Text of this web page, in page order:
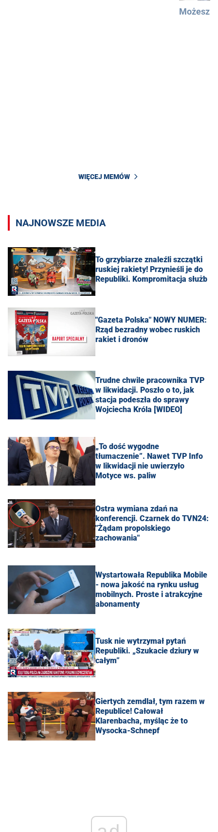
Możesz
WIĘCEJ MEMÓW
NAJNOWSZE MEDIA
To grzybiarze znaleźli szczątki
ruskiej rakiety! Przynieśli je do
Republiki. Kompromitacja służb
"Gazeta Polska" NOWY NUMER:
Rząd bezradny wobec ruskich
rakiet i dronów
Trudne chwile pracownika TVP
w likwidacji. Poszło o to, jak
stacja podeszła do sprawy
Wojciecha Króla [WIDEO]
„To dość wygodne
tłumaczenie”. Nawet TVP Info
w likwidacji nie uwierzyło
Motyce ws. paliw
Ostra wymiana zdań na
konferencji. Czarnek do TVN24:
"Żądam propolskiego
zachowania"
Wystartowała Republika Mobile
- nowa jakość na rynku usług
mobilnych. Proste i atrakcyjne
abonamenty
Tusk nie wytrzymał pytań
Republiki. „Szukacie dziury w
całym”
Giertych zemdlał, tym razem w
Republice! Całował
Klarenbacha, myśląc że to
Wysocka-Schnepf